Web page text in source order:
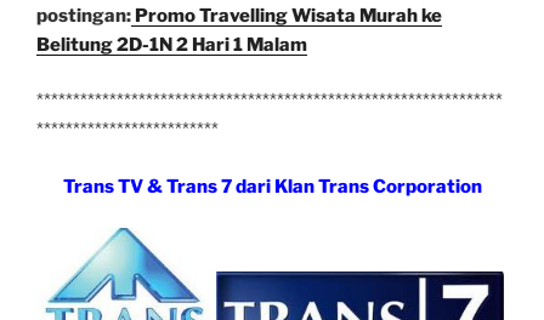
postingan: Promo Travelling Wisata Murah ke
Belitung 2D-1N 2 Hari 1 Malam
****************************************************************
*************************
Trans TV & Trans 7 dari Klan Trans Corporation